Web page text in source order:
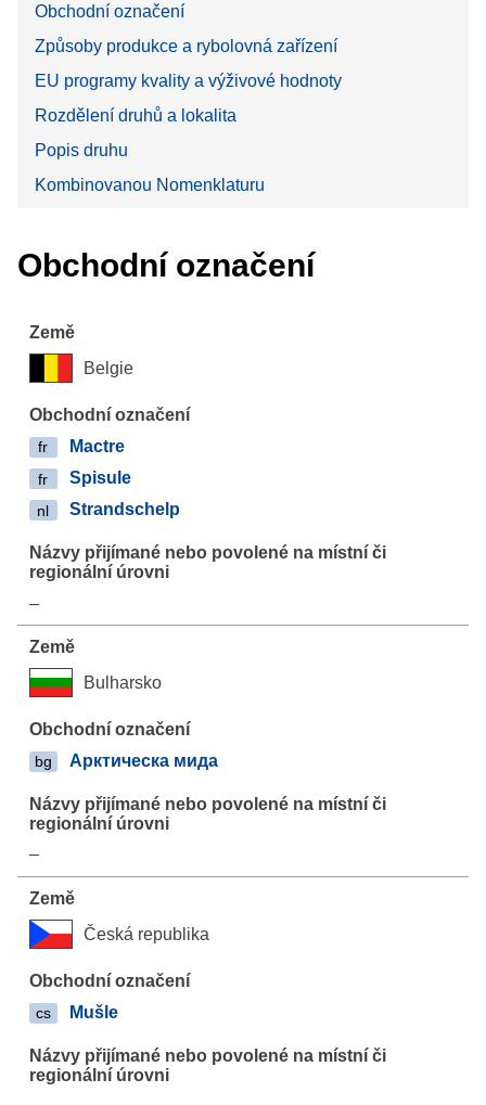
Obchodní označení
Způsoby produkce a rybolovná zařízení
EU programy kvality a výživové hodnoty
Rozdělení druhů a lokalita
Popis druhu
Kombinovanou Nomenklaturu
Obchodní označení
Belgie
fr Mactre
fr Spisule
nl Strandschelp
–
Bulharsko
bg Арктическа мида
–
Česká republika
cs Mušle